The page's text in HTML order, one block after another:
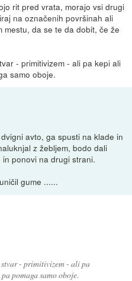
rit pred vrata, morajo vsi drugi
na označenih površinah ali
mestu, da se te da dobit, če že
- primitivizem - ali pa kepi ali
samo oboje.
avto, ga spusti na klade in
z žebljem, bodo dali
ponovi na drugi strani.
gume ......
- primitivizem - ali pa
pomaga samo oboje.